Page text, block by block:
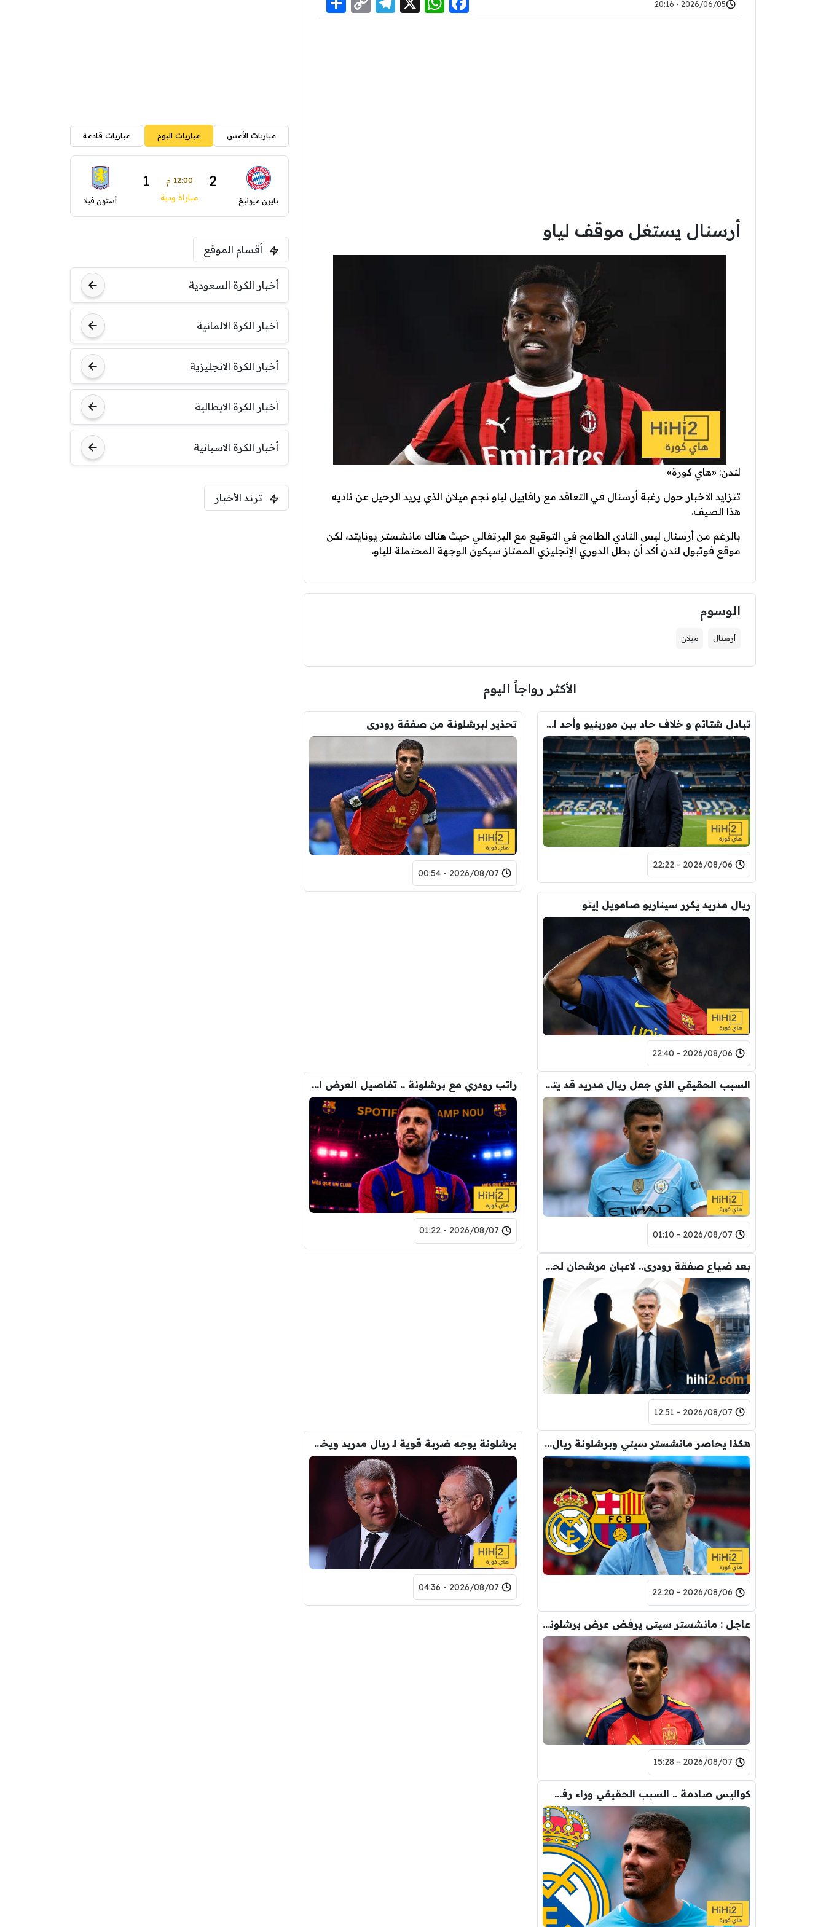
2026/06/05 - 20:16
Link
أرسنال يستغل موقف لياو
لندن: «هاي كورة»
تتزايد الأخبار حول رغبة أرسنال في التعاقد مع رافاييل لياو نجم ميلان الذي يريد الرحيل عن ناديه
هذا الصيف.
بالرغم من أرسنال ليس النادي الطامح في التوقيع مع البرتغالي حيث هناك مانشستر يونايتد، لكن
موقع فوتبول لندن أكد أن بطل الدوري الإنجليزي الممتاز سيكون الوجهة المحتملة للياو.
الوسوم
أرسنال ميلان
الأكثر رواجاً اليوم
تبادل شتائم و خلاف حاد بين مورينيو وأحد افراد ادارة ريال مدريد بعد انهيار صفقة رودري
2026/08/06 - 22:22
تحذير لبرشلونة من صفقة رودري
2026/08/07 - 00:54
ريال مدريد يكرر سيناريو صامويل إيتو
2026/08/06 - 22:40
السبب الحقيقي الذي جعل ريال مدريد قد يتنازل لبرشلونة عن رودري
2026/08/07 - 01:10
راتب رودري مع برشلونة .. تفاصيل العرض الأول
2026/08/07 - 01:22
بعد ضياع صفقة رودري.. لاعبان مرشحان لحل أزمة ريال مدريد
2026/08/07 - 12:51
هكذا يحاصر مانشستر سيتي وبرشلونة ريال مدريد في صفقة رودري
2026/08/06 - 22:20
برشلونة يوجه ضربة قوية لـ ريال مدريد ويخفي صفقته التاريخية
2026/08/07 - 04:36
عاجل : مانشستر سيتي يرفض عرض برشلونة الاول لضم رودري.. ويسخر من قيمته
2026/08/07 - 15:28
كواليس صادمة .. السبب الحقيقي وراء رفض رودري لريال مدريد
مباريات الأمس مباريات اليوم مباريات قادمة
بايرن ميونيخ
2 12:00 م 1
مباراة ودية أستون فيلا
أقسام الموقع
أخبار الكرة السعودية
أخبار الكرة الالمانية
أخبار الكرة الانجليزية
أخبار الكرة الايطالية
أخبار الكرة الاسبانية
ترند الأخبار